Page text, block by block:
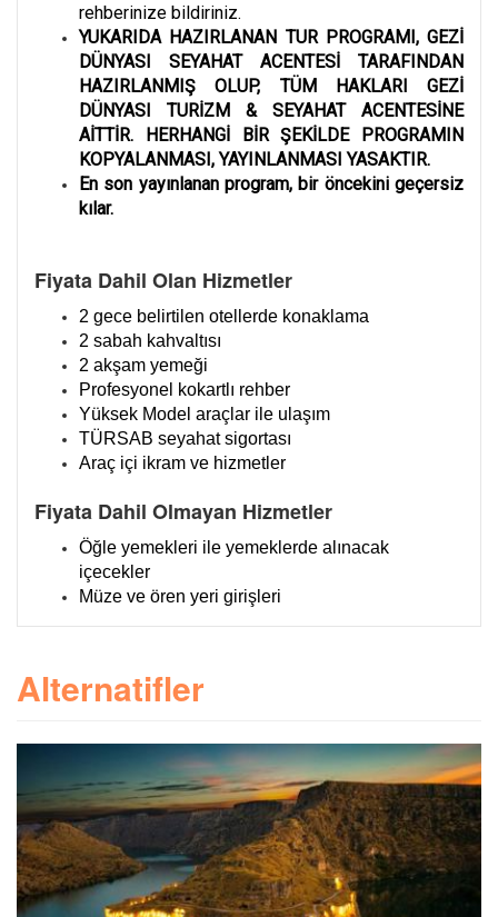
rehberinize bildiriniz.
YUKARIDA HAZIRLANAN TUR PROGRAMI, GEZİ
DÜNYASI SEYAHAT ACENTESİ TARAFINDAN
HAZIRLANMIŞ OLUP, TÜM HAKLARI GEZİ
DÜNYASI TURİZM & SEYAHAT ACENTESİNE
AİTTİR. HERHANGİ BİR ŞEKİLDE PROGRAMIN
KOPYALANMASI, YAYINLANMASI YASAKTIR.
En son yayınlanan program, bir öncekini geçersiz
kılar.
Fiyata Dahil Olan Hizmetler
2 gece belirtilen otellerde konaklama
2 sabah kahvaltısı
2 akşam yemeği
Profesyonel kokartlı rehber
Yüksek Model araçlar ile ulaşım
TÜRSAB seyahat sigortası
Araç içi ikram ve hizmetler
Fiyata Dahil Olmayan Hizmetler
Öğle yemekleri ile yemeklerde alınacak
içecekler
Müze ve ören yeri girişleri
Alternatifler